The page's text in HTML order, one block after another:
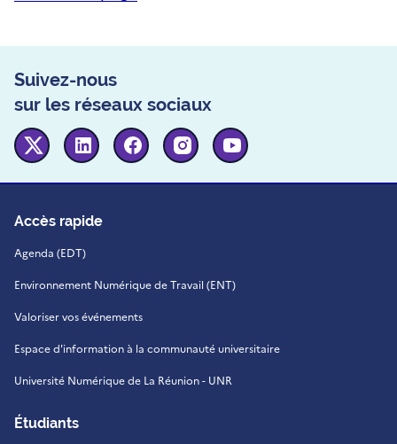
Suivez-nous
sur les réseaux sociaux
Twitter Linkedin FacebookInstagram
Accès rapide
Agenda (EDT)
Environnement Numérique de Travail (ENT)
Valoriser vos événements
Espace d'information à la communauté universitaire
Université Numérique de La Réunion - UNR
Étudiants